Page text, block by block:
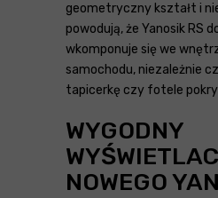
geometryczny kształt i
powodują, że Yanosik RS
wkomponuje się we
samochodu, niezależnie
tapicerkę czy fotele
WYGODNY
NOWEGO